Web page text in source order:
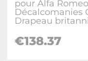
pour Alfa
Décalcomanies
Drapeau
€138.37